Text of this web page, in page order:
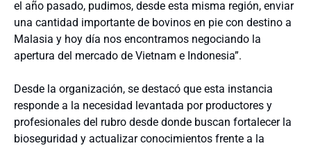
el año pasado, pudimos, desde esta misma región, enviar
una cantidad importante de bovinos en pie con destino a
Malasia y hoy día nos encontramos negociando la
apertura del mercado de Vietnam e Indonesia”.
Desde la organización, se destacó que esta instancia
responde a la necesidad levantada por productores y
profesionales del rubro desde donde buscan fortalecer la
bioseguridad y actualizar conocimientos frente a la